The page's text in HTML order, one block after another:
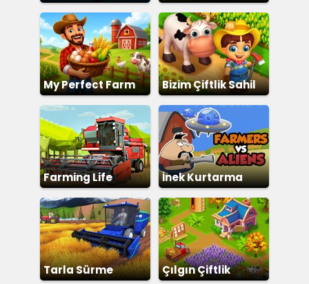
My Perfect Farm Bizim Çiftlik Sahil
Farming Life İnek Kurtarma
Tarla Sürme Çılgın Çiftlik